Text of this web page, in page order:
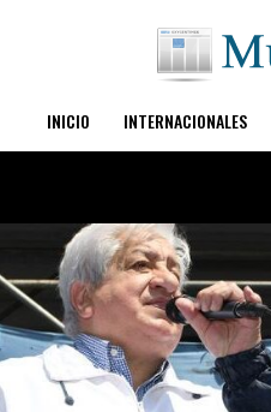
INICIO INTERNACIONALES